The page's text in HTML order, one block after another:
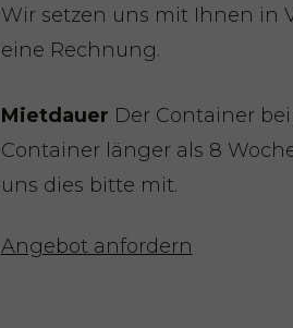
Wir setzen uns mit Ihnen in
eine Rechnung.
Mietdauer Der Container
Container länger als 8
uns dies bitte mit.
Angebot anfordern